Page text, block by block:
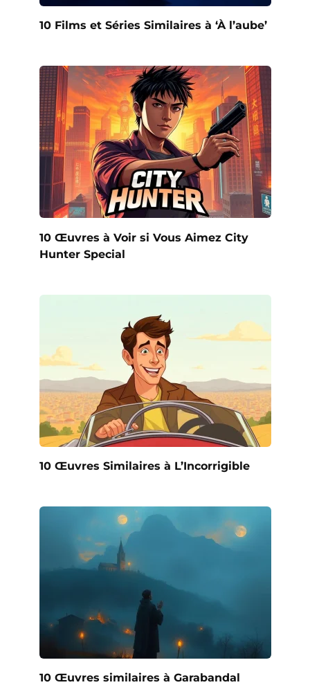
10 Films et Séries Similaires à ‘À l’aube’
10 Œuvres à Voir si Vous Aimez City
Hunter Special
10 Œuvres Similaires à L’Incorrigible
10 Œuvres similaires à Garabandal